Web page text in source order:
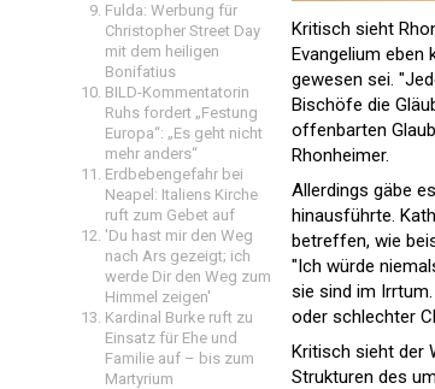
Fulda: Werbung für
Christopher Street Day
mit dem heiligen
Bonifatius
BILD-Kommentatorin
Ruhs fordert „Festung
Europa“: „Es geht nicht
mehr anders“
Erdbebengefahr bei
Neapel: Italiens Kirche
ruft zum Gebet auf
'Du hast mir den Weg
nach Ars gezeigt; ich
werde Dir den Weg zum
Himmel zeigen'
Kardinal Burke ruft zu
Einsatz für Ehe und
Familie auf – bis zum
Martyrium
Kritisch sieht
Evangelium eben
gewesen sei.
Bischöfe die
offenbarten
Rhonheimer.
Allerdings gäbe
hinausführte.
betreffen, wie
"Ich würde
sie sind im
oder schlechter
Kritisch sieht der
Strukturen des